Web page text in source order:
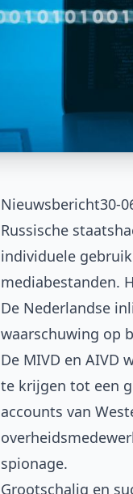
Nieuwsbericht30-
Russische
individuele
mediabestanden.
De Nederlandse
waarschuwing op
De MIVD en AIVD
te krijgen tot een
accounts van
spionage.
Grootschalig en